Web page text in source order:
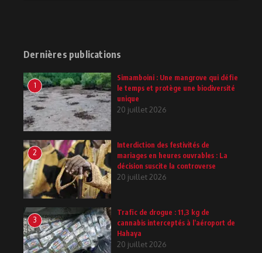
Dernières publications
1
Simamboini : Une mangrove qui défie
le temps et protège une biodiversité
unique
20 juillet 2026
2
Interdiction des festivités de
mariages en heures ouvrables : La
décision suscite la controverse
20 juillet 2026
3
Trafic de drogue : 11,3 kg de
cannabis interceptés à l’aéroport de
Hahaya
20 juillet 2026